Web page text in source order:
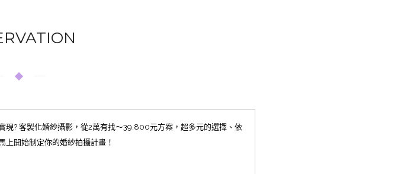
現? 客製化婚紗攝影，從2萬有找～39,800元方案，超多元的選擇、依
上開始制定你的婚紗拍攝計畫！